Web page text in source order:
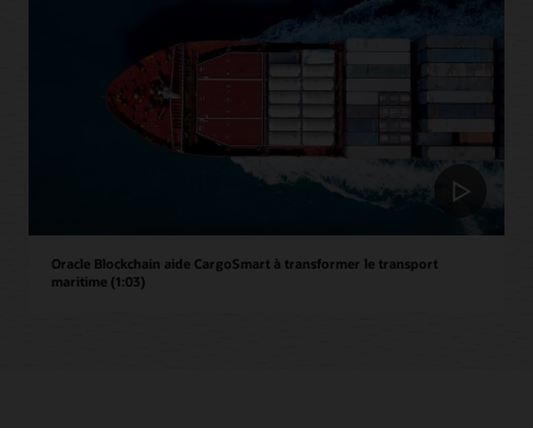
Oracle Blockchain aide CargoSmart à transformer le transport
maritime (1:03)